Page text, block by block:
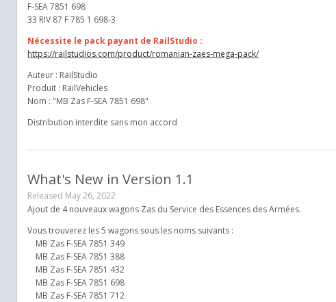
F-SEA 7851 698
33 RIV 87 F 785 1 698-3
Nécessite le pack payant de RailStudio :
https://railstudios.com/product/romanian-zaes-mega-pack/
Auteur : RailStudio
Produit : RailVehicles
Nom : "MB Zas F-SEA 7851 698"
Distribution interdite sans mon accord
What's New in Version 1.1
Released May 26, 2022
Ajout de 4 nouveaux wagons Zas du Service des Essences des Armées.
Vous trouverez les 5 wagons sous les noms suivants :
MB Zas F-SEA 7851 349
MB Zas F-SEA 7851 388
MB Zas F-SEA 7851 432
MB Zas F-SEA 7851 698
MB Zas F-SEA 7851 712